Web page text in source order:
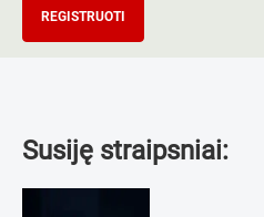
REGISTRUOTI
Susiję straipsniai: